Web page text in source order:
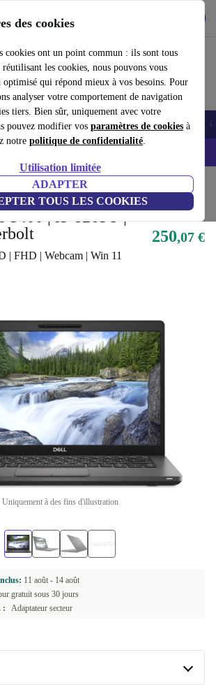
des cookies
cookies ont un point commun : ils sont tous
les cookies, nous pouvons vous
qui répond mieux à vos besoins. Pour
analyser votre comportement de navigation
tiers. Bien sûr, uniquement avec votre
pouvez modifier vos paramètres de cookies à
notre politique de confidentialité.
Utilisation limitée
ADAPTER
TOUS LES COOKIES
et facilement
Tablettes Montres connectées Accessoires
iPhones – Code: IPHONEDEAL -
portables Ordinateurs portables Dell
5400 | i5-8265U |
| FHD | Webcam | Win 11
250,07 €
Uniquement à des fins d'illustration
11 août - 14 août
gratuit sous 30 jours
:
Adaptateur secteur